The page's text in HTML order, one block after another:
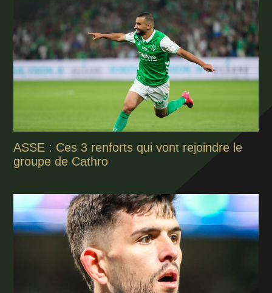
ASSE : Ces 3 renforts qui vont rejoindre le
groupe de Cathro